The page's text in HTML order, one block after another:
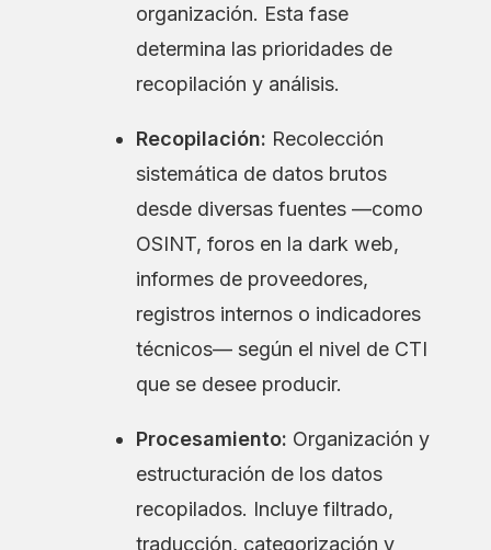
organización. Esta fase
determina las prioridades de
recopilación y análisis.
Recopilación: Recolección
sistemática de datos brutos
desde diversas fuentes —como
OSINT, foros en la dark web,
informes de proveedores,
registros internos o indicadores
técnicos— según el nivel de CTI
que se desee producir.
Procesamiento: Organización y
estructuración de los datos
recopilados. Incluye filtrado,
traducción, categorización y